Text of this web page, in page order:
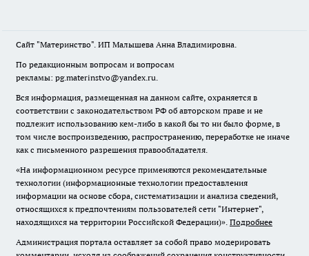
Сайт "Материнство". ИП Малышева Анна Владимировна.
По редакционным вопросам и вопросам
рекламы: pg.materinstvo@yandex.ru.
Вся информация, размещенная на данном сайте, охраняется в
соответствии с законодательством РФ об авторском праве и не
подлежит использованию кем-либо в какой бы то ни было форме, в
том числе воспроизведению, распространению, переработке не иначе
как с письменного разрешения правообладателя.
«На информационном ресурсе применяются рекомендательные
технологии (информационные технологии предоставления
информации на основе сбора, систематизации и анализа сведений,
относящихся к предпочтениям пользователей сети "Интернет",
находящихся на территории Российской Федерации)». Подробнее
Администрация портала оставляет за собой право модерировать